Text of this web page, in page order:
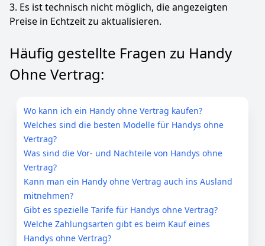
3. Es ist technisch nicht möglich, die angezeigten
Preise in Echtzeit zu aktualisieren.
Häufig gestellte Fragen zu Handy
Ohne Vertrag:
Wo kann ich ein Handy ohne Vertrag kaufen?
Welches sind die besten Modelle für Handys ohne
Vertrag?
Was sind die Vor- und Nachteile von Handys ohne
Vertrag?
Kann man ein Handy ohne Vertrag auch ins Ausland
mitnehmen?
Gibt es spezielle Tarife für Handys ohne Vertrag?
Welche Zahlungsarten gibt es beim Kauf eines
Handys ohne Vertrag?